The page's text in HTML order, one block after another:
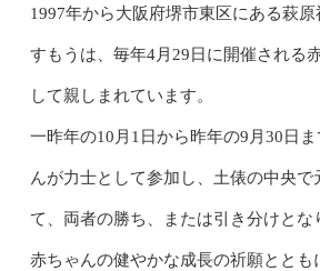
1997年から大阪府堺市東区にある萩
すもうは、毎年4月29日に開催される
して親しまれています。
一昨年の10月1日から昨年の9月30日
んが力士として参加し、土俵の中央で
て、両者の勝ち、または引き分けとな
赤ちゃんの健やかな成長の祈願ととも